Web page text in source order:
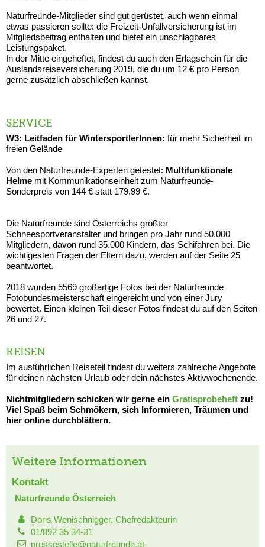
Naturfreunde-Mitglieder sind gut gerüstet, auch wenn einmal
etwas passieren sollte: die Freizeit-Unfallversicherung ist im
Mitgliedsbeitrag enthalten und bietet ein unschlagbares
Leistungspaket.
In der Mitte eingeheftet, findest du auch den Erlagschein für die
Auslandsreiseversicherung 2019, die du um 12 € pro Person
gerne zusätzlich abschließen kannst.
SERVICE
W3: Leitfaden für WintersportlerInnen: für mehr Sicherheit im
freien Gelände
Von den Naturfreunde-Experten getestet: Multifunktionale
Helme mit Kommunikationseinheit zum Naturfreunde-
Sonderpreis von 144 € statt 179,99 €.
Die Naturfreunde sind Österreichs größter
Schneesportveranstalter und bringen pro Jahr rund 50.000
Mitgliedern, davon rund 35.000 Kindern, das Schifahren bei. Die
wichtigesten Fragen der Eltern dazu, werden auf der Seite 25
beantwortet.
2018 wurden 5569 großartige Fotos bei der Naturfreunde
Fotobundesmeisterschaft eingereicht und von einer Jury
bewertet. Einen kleinen Teil dieser Fotos findest du auf den Seiten
26 und 27.
REISEN
Im ausführlichen Reiseteil findest du weiters zahlreiche Angebote
für deinen nächsten Urlaub oder dein nächstes Aktivwochenende.
Nichtmitgliedern schicken wir gerne ein Gratisprobeheft zu!
Viel Spaß beim Schmökern, sich Informieren, Träumen und
hier online durchblättern.
Weitere Informationen
Kontakt
Naturfreunde Österreich
Doris Wenischnigger, Chefredakteurin
01/892 35 34-31
pressestelle@naturfreunde.at